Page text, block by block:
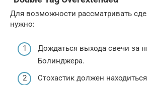
Для возможности рассматривать
нужно:
Дождаться выхода свечи за
Болинджера.
Стохастик должен